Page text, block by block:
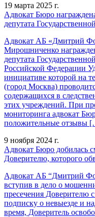
19 марта 2025 г.
Адвокат Бюро
депутата
Адвокат АБ «Дмитрий
Мирошниченко
депутата
Российской Федерации
инициативе которой на
(город Москва)
содержащихся в
этих учреждений. При
мониторинга адвокат
положительные отзывы
9 ноября 2024 г.
Адвокат Бюро добилась
Доверителю, которого
Адвокат АБ “Дмитрий
вступив в дело о
пресечения Доверителю
подписку о невыезде и
время, Доверитель